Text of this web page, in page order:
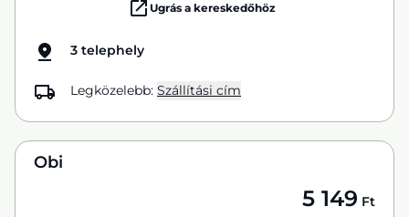
Ugrás a kereskedőhöz
3 telephely
Legközelebb: Szállítási cím
Obi
5 149 Ft